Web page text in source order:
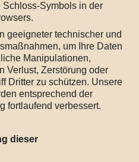
Symbols in der
geeigneter technischer und
um Ihre Daten
Manipulationen,
Verlust, Zerstörung oder
Dritter zu schützen. Unsere
entsprechend der
fortlaufend verbessert.
dieser